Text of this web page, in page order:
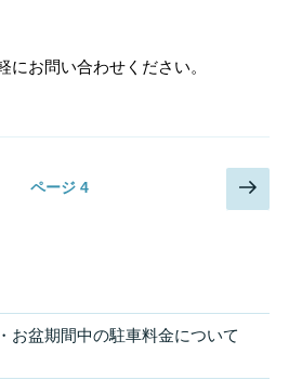
にお問い合わせください。
ページ 4
次
の
お盆期間中の駐車料金について